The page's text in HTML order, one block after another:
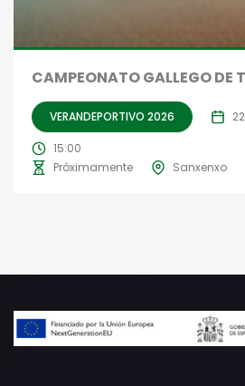
CAMPEONATO GALLEGO DE
VERANDEPORTIVO 2026
15:00
Próximamente
Sanxenxo